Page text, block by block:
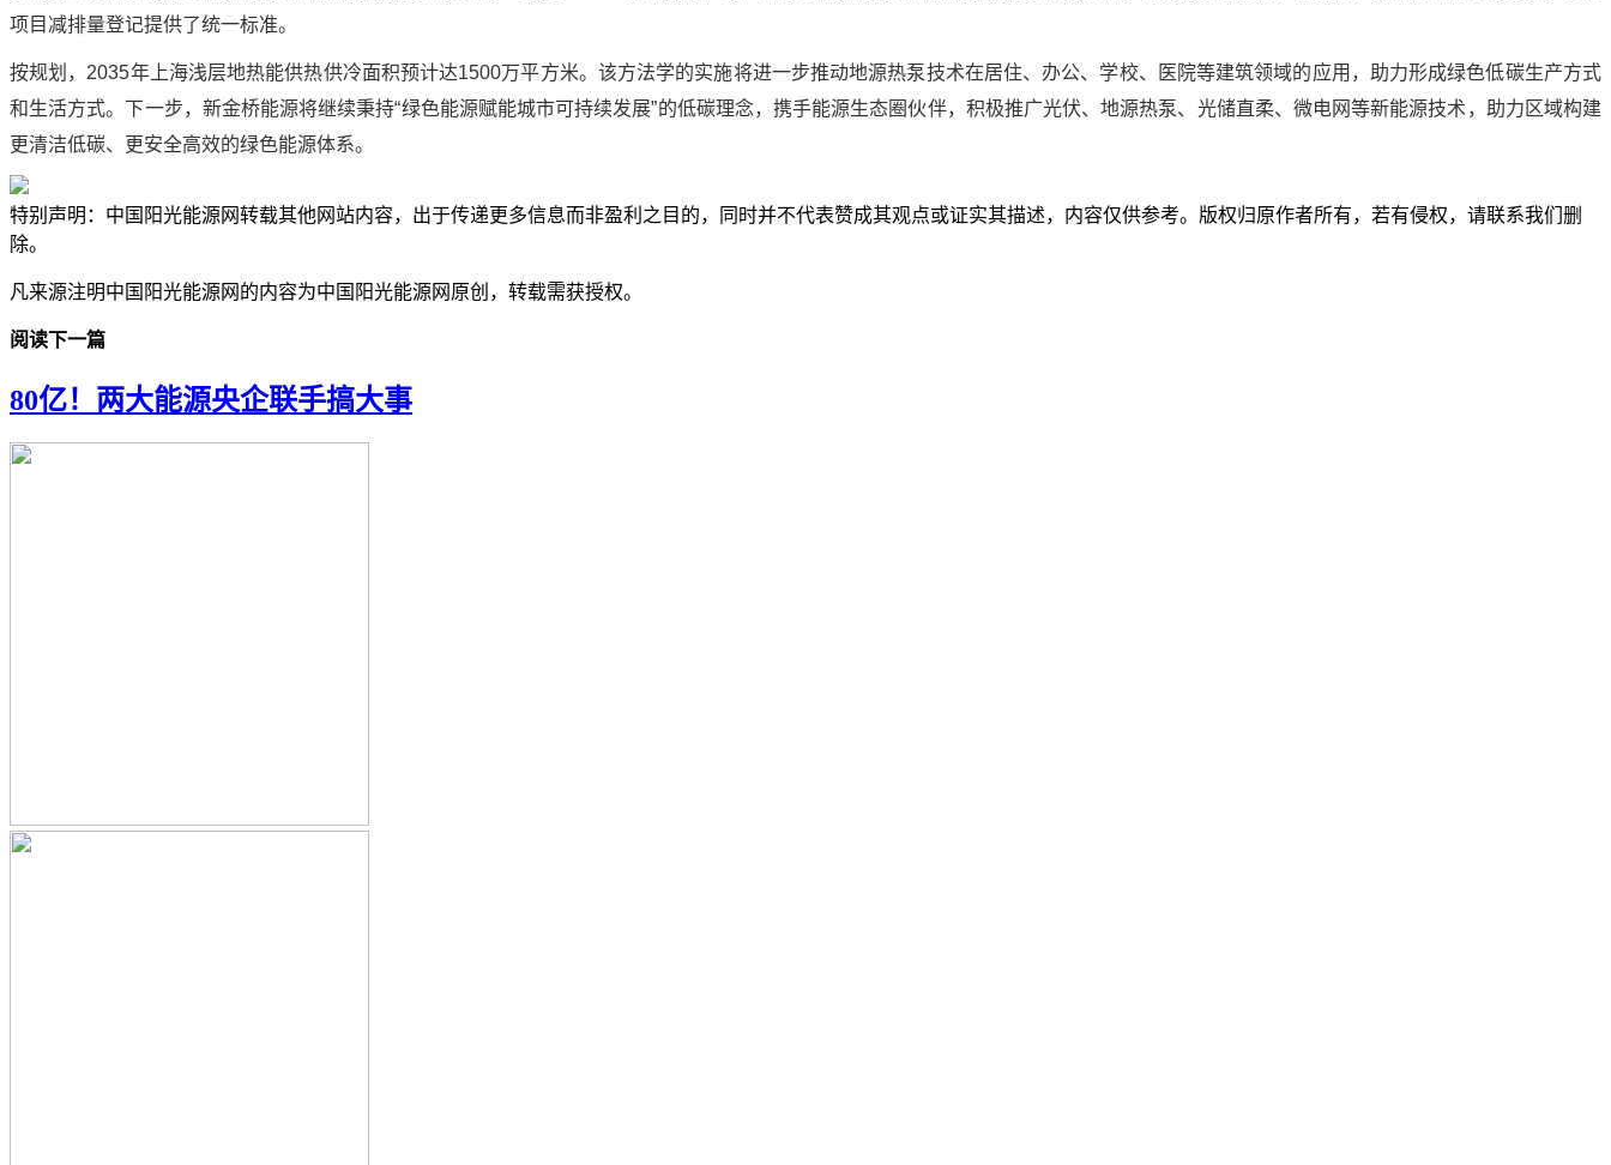
项目减排量登记提供了统一标准。
按规划，2035年上海浅层地热能供热供冷面积预计达1500万平方米。该方法学的实施将进一步推动地源热泵技术在居住、办公、学校、医院等建筑领域的应用，助力形成绿色低碳生产方式
和生活方式。下一步，新金桥能源将继续秉持“绿色能源赋能城市可持续发展”的低碳理念，携手能源生态圈伙伴，积极推广光伏、地源热泵、光储直柔、微电网等新能源技术，助力区域构建
更清洁低碳、更安全高效的绿色能源体系。
特别声明：中国阳光能源网转载其他网站内容，出于传递更多信息而非盈利之目的，同时并不代表赞成其观点或证实其描述，内容仅供参考。版权归原作者所有，若有侵权，请联系我们删
除。
凡来源注明中国阳光能源网的内容为中国阳光能源网原创，转载需获授权。
阅读下一篇
80亿！两大能源央企联手搞大事